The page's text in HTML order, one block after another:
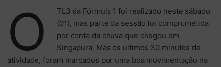
O
TL3 da Fórmula 1 foi realizado neste sábado
(01), mas parte da sessão foi comprometida
por conta da chuva que chegou em
Singapura. Mas os últimos 30 minutos de
atividade, foram marcados por uma boa movimentação na